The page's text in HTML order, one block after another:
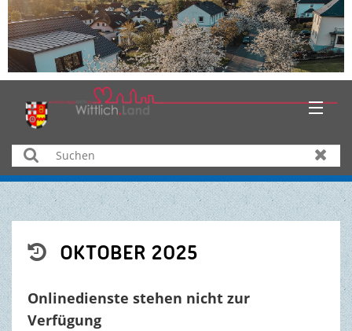
HOME
AKTUELLES
WIRTSCHAFT
Suchen
 OKTOBER 2025
Onlinedienste stehen nicht zur
Verfügung